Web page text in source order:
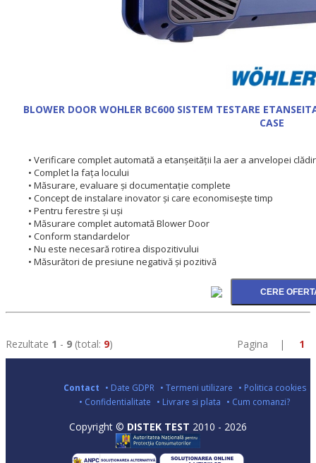
BLOWER DOOR WOHLER BC600 SISTEM TESTARE
CASE
• Verificare complet automată a etanșeității la aer a anvelopei
• Complet la fața locului
• Măsurare, evaluare și documentație complete
• Concept de instalare inovator și care economisește timp
• Pentru ferestre și uși
• Măsurare complet automată Blower Door
• Conform standardelor
• Nu este necesară rotirea dispozitivului
• Măsurători de presiune negativă și pozitivă
Rezultate 1 - 9 (total: 9) Pagina | 1
Contact • Date GDPR • Termeni utilizare • Politica cookies
• Confidentialitate • Livrare si plata • Cum comanzi?
Copyright © DISTEK TEST 2010 - 2026